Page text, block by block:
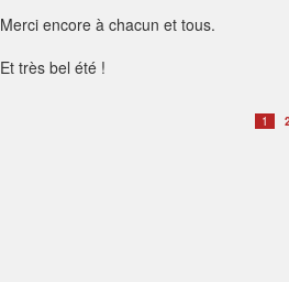
Merci encore à chacun et tous.
Et très bel été !
1